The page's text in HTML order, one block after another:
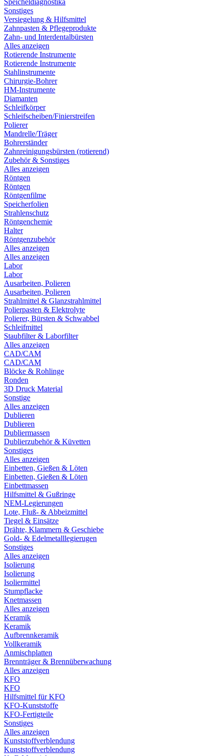
Speicheldiagnostika
Sonstiges
Versiegelung & Hilfsmittel
Zahnpasten & Pflegeprodukte
Zahn- und Interdentalbürsten
Alles anzeigen
Rotierende Instrumente
Rotierende Instrumente
Stahlinstrumente
Chirurgie-Bohrer
HM-Instrumente
Diamanten
Schleifkörper
Schleifscheiben/Finierstreifen
Polierer
Mandrelle/Träger
Bohrerständer
Zahnreinigungsbürsten (rotierend)
Zubehör & Sonstiges
Alles anzeigen
Röntgen
Röntgen
Röntgenfilme
Speicherfolien
Strahlenschutz
Röntgenchemie
Halter
Röntgenzubehör
Alles anzeigen
Alles anzeigen
Labor
Labor
Ausarbeiten, Polieren
Ausarbeiten, Polieren
Strahlmittel & Glanzstrahlmittel
Polierpasten & Elektrolyte
Polierer, Bürsten & Schwabbel
Schleifmittel
Staubfilter & Laborfilter
Alles anzeigen
CAD/CAM
CAD/CAM
Blöcke & Rohlinge
Ronden
3D Druck Material
Sonstige
Alles anzeigen
Dublieren
Dublieren
Dubliermassen
Dublierzubehör & Küvetten
Sonstiges
Alles anzeigen
Einbetten, Gießen & Löten
Einbetten, Gießen & Löten
Einbettmassen
Hilfsmittel & Gußringe
NEM-Legierungen
Lote, Fluß- & Abbeizmittel
Tiegel & Einsätze
Drähte, Klammern & Geschiebe
Gold- & Edelmetalllegierugen
Sonstiges
Alles anzeigen
Isolierung
Isolierung
Isoliermittel
Stumpflacke
Knetmassen
Alles anzeigen
Keramik
Keramik
Aufbrennkeramik
Vollkeramik
Anmischplatten
Brennträger & Brennüberwachung
Alles anzeigen
KFO
KFO
Hilfsmittel für KFO
KFO-Kunststoffe
KFO-Fertigteile
Sonstiges
Alles anzeigen
Kunststoffverblendung
Kunststoffverblendung